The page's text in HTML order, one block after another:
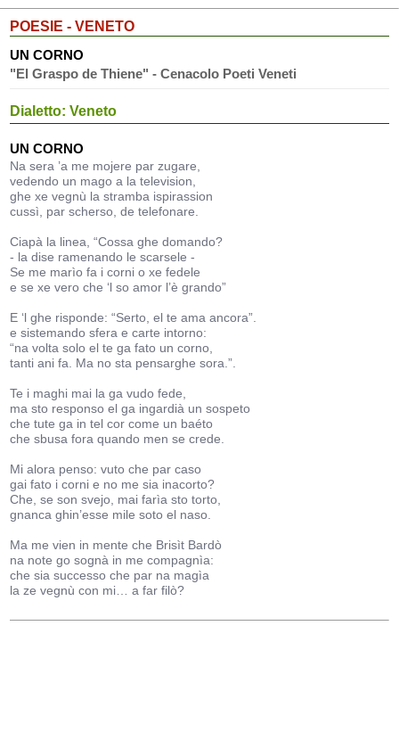
POESIE - VENETO
UN CORNO
"El Graspo de Thiene" - Cenacolo Poeti Veneti
Dialetto: Veneto
UN CORNO
Na sera ’a me mojere par zugare,
vedendo un mago a la television,
ghe xe vegnù la stramba ispirassion
cussì, par scherso, de telefonare.
Ciapà la linea, “Cossa ghe domando?
- la dise ramenando le scarsele -
Se me marìo fa i corni o xe fedele
e se xe vero che ‘l so amor l’è grando”
E ‘l ghe risponde: “Serto, el te ama ancora”.
e sistemando sfera e carte intorno:
“na volta solo el te ga fato un corno,
tanti ani fa. Ma no sta pensarghe sora.”.
Te i maghi mai la ga vudo fede,
ma sto responso el ga ingardià un sospeto
che tute ga in tel cor come un baéto
che sbusa fora quando men se crede.
Mi alora penso: vuto che par caso
gai fato i corni e no me sia inacorto?
Che, se son svejo, mai farìa sto torto,
gnanca ghin’esse mile soto el naso.
Ma me vien in mente che Brisìt Bardò
na note go sognà in me compagnìa:
che sia successo che par na magìa
la ze vegnù con mi… a far filò?